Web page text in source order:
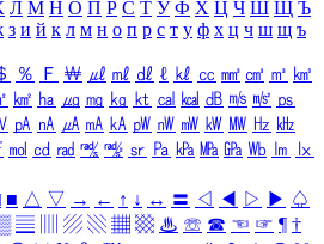
Л М Н О П Р С Т У Ф Х Ц Ч Ш Щ Ъ
з и й к л м н о п р с т у ф х ц ч ш щ ъ
％ Ｆ ￦ ㎕ ㎖ ㎗ ℓ ㎘ ㏄ ㎣ ㎤ ㎥ ㎦
㎢ ㏊ ㎍ ㎎ ㎏ ㏏ ㎈ ㎉ ㏈ ㎧ ㎨ ㎰
㎀ ㎁ ㎂ ㎃ ㎄ ㎺ ㎻ ㎽ ㎾ ㎿ ㎐ ㎑
㏖ ㏅ ㎭ ㎮ ㎯ ㏛ ㎩ ㎪ ㎫ ㎬ ㏝ ㏐
㏓
■ △ ▽ → ← ↑ ↓ ↔ 〓 ◁ ◀ ▷ ▶ ♤
▤ ▨ ▧ ▦ ▩ ♨ ☏ ☎ ☜ ☞ ¶ †